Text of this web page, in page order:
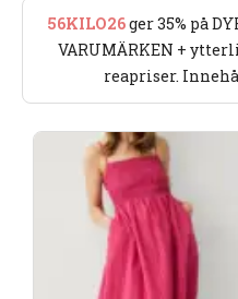
56KILO26ger 35% på
VARUMÄRKEN +
reapriser.